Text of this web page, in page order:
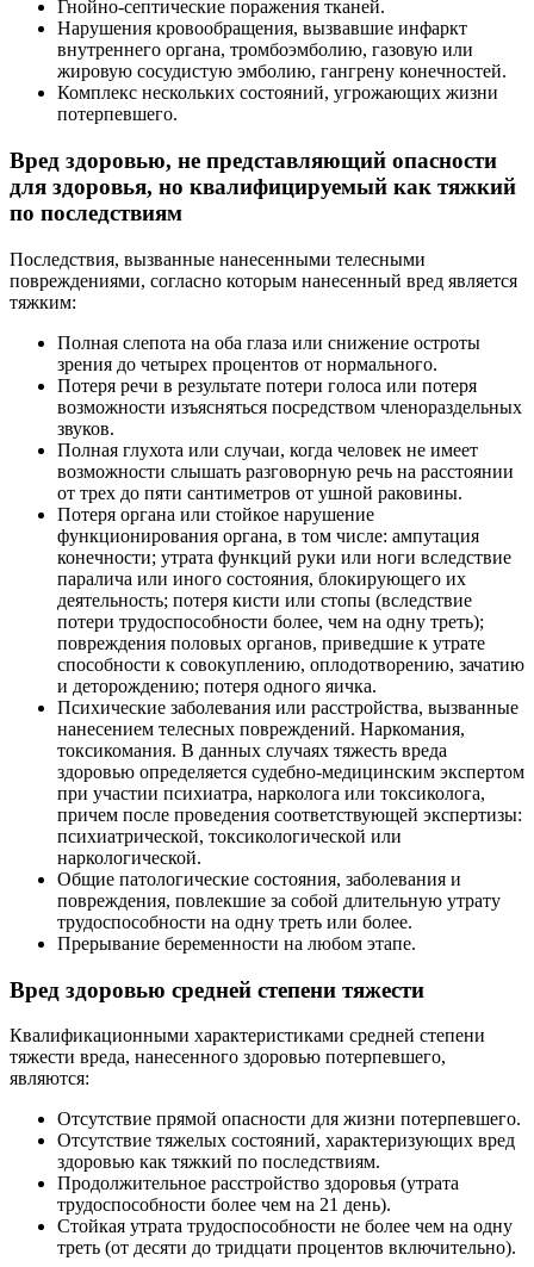
Гнойно-септические поражения тканей.
Нарушения кровообращения, вызвавшие инфаркт
внутреннего органа, тромбоэмболию, газовую или
жировую сосудистую эмболию, гангрену конечностей.
Комплекс нескольких состояний, угрожающих жизни
потерпевшего.
Вред здоровью, не представляющий опасности
для здоровья, но квалифицируемый как тяжкий
по последствиям
Последствия, вызванные нанесенными телесными
повреждениями, согласно которым нанесенный вред является
тяжким:
Полная слепота на оба глаза или снижение остроты
зрения до четырех процентов от нормального.
Потеря речи в результате потери голоса или потеря
возможности изъясняться посредством членораздельных
звуков.
Полная глухота или случаи, когда человек не имеет
возможности слышать разговорную речь на расстоянии
от трех до пяти сантиметров от ушной раковины.
Потеря органа или стойкое нарушение
функционирования органа, в том числе: ампутация
конечности; утрата функций руки или ноги вследствие
паралича или иного состояния, блокирующего их
деятельность; потеря кисти или стопы (вследствие
потери трудоспособности более, чем на одну треть);
повреждения половых органов, приведшие к утрате
способности к совокуплению, оплодотворению, зачатию
и деторождению; потеря одного яичка.
Психические заболевания или расстройства, вызванные
нанесением телесных повреждений. Наркомания,
токсикомания. В данных случаях тяжесть вреда
здоровью определяется судебно-медицинским экспертом
при участии психиатра, нарколога или токсиколога,
причем после проведения соответствующей экспертизы:
психиатрической, токсикологической или
наркологической.
Общие патологические состояния, заболевания и
повреждения, повлекшие за собой длительную утрату
трудоспособности на одну треть или более.
Прерывание беременности на любом этапе.
Вред здоровью средней степени тяжести
Квалификационными характеристиками средней степени
тяжести вреда, нанесенного здоровью потерпевшего,
являются:
Отсутствие прямой опасности для жизни потерпевшего.
Отсутствие тяжелых состояний, характеризующих вред
здоровью как тяжкий по последствиям.
Продолжительное расстройство здоровья (утрата
трудоспособности более чем на 21 день).
Стойкая утрата трудоспособности не более чем на одну
треть (от десяти до тридцати процентов включительно).